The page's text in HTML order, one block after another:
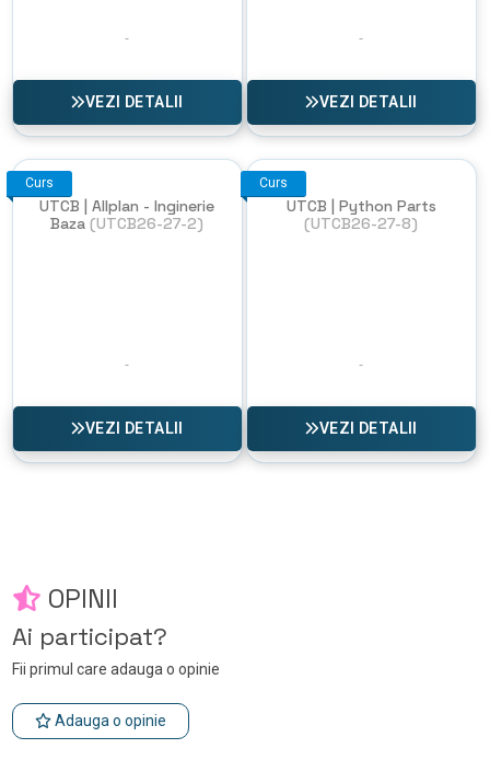
VEZI DETALII VEZI DETALII
Curs
UTCB | Allplan - Inginerie
Baza (UTCB26-27-2)
VEZI DETALII
Curs
UTCB | Python Parts
(UTCB26-27-8)
VEZI DETALII
OPINII
Ai participat?
Fii primul care adauga o opinie
Adauga o opinie